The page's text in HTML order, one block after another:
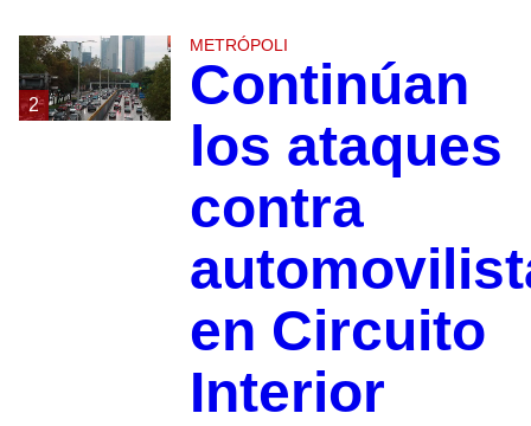
2
METRÓPOLI
Continúan
los ataques
contra
en Circuito
Interior